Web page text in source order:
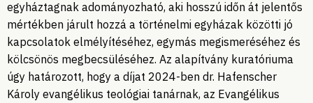
egyháztagnak adományozható, aki hosszú időn át jelentős
mértékben járult hozzá a történelmi egyházak közötti jó
kapcsolatok elmélyítéséhez, egymás megismeréséhez és
kölcsönös megbecsüléséhez. Az alapítvány kuratóriuma
úgy határozott, hogy a díjat 2024-ben dr. Hafenscher
Károly evangélikus teológiai tanárnak, az Evangélikus